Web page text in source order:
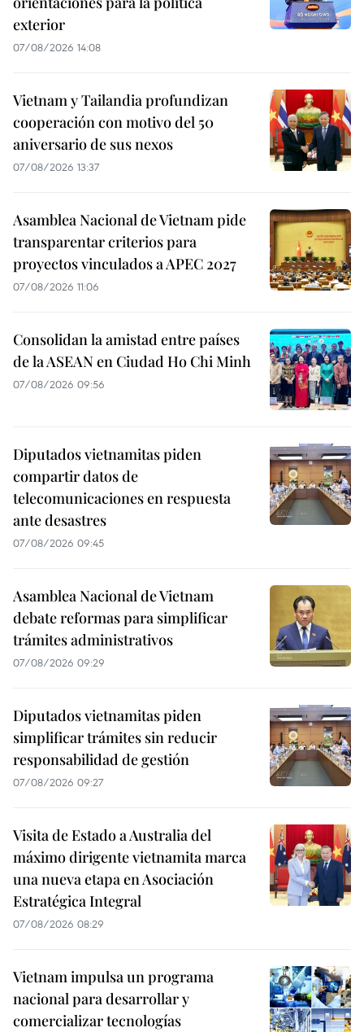
exterior
07/08/2026 14:08
Vietnam y Tailandia profundizan
cooperación con motivo del 50
aniversario de sus nexos
07/08/2026 13:37
Asamblea Nacional de Vietnam pide
transparentar criterios para
proyectos vinculados a APEC 2027
07/08/2026 11:06
Consolidan la amistad entre países
de la ASEAN en Ciudad Ho Chi Minh
07/08/2026 09:56
Diputados vietnamitas piden
compartir datos de
telecomunicaciones en respuesta
ante desastres
07/08/2026 09:45
Asamblea Nacional de Vietnam
debate reformas para simplificar
trámites administrativos
07/08/2026 09:29
Diputados vietnamitas piden
simplificar trámites sin reducir
responsabilidad de gestión
07/08/2026 09:27
Visita de Estado a Australia del
máximo dirigente vietnamita marca
una nueva etapa en Asociación
Estratégica Integral
07/08/2026 08:29
Vietnam impulsa un programa
nacional para desarrollar y
comercializar tecnologías